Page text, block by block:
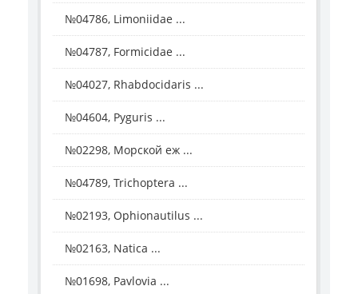
№04786, Limoniidae ...
№04787, Formicidae ...
№04027, Rhabdocidaris ...
№04604, Pyguris ...
№02298, Морской еж ...
№04789, Trichoptera ...
№02193, Ophionautilus ...
№02163, Natica ...
№01698, Pavlovia ...